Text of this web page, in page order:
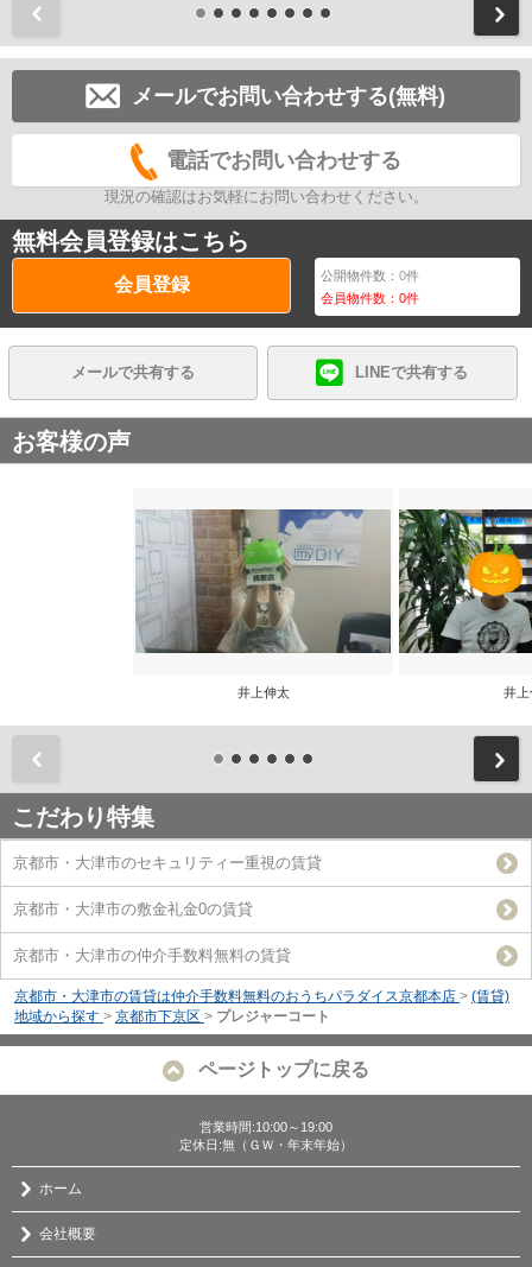
メールでお問い合わせする(無料)
電話でお問い合わせする
現況の確認はお気軽にお問い合わせください。
無料会員登録はこちら
会員登録 公開物件数：0件
会員物件数：0件
メールで共有する LINEで共有する
お客様の声
井上伸太 井上
こだわり特集
京都市・大津市のセキュリティー重視の賃貸
京都市・大津市の敷金礼金0の賃貸
京都市・大津市の仲介手数料無料の賃貸
京都市・大津市の賃貸は仲介手数料無料のおうちパラダイス京都本店 > (賃貸)
地域から探す > 京都市下京区 > プレジャーコート
ページトップに戻る
営業時間:10:00～19:00
定休日:無（ＧＷ・年末年始）
ホーム
会社概要